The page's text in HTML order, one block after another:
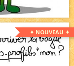
✦ NOUVEAU ✦